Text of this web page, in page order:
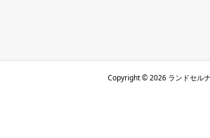
Copyright ©2026 ランドセル